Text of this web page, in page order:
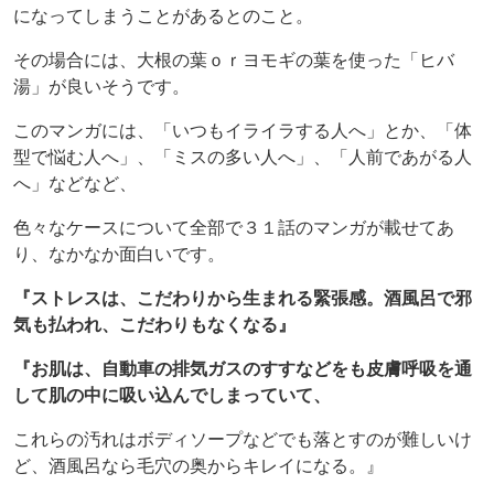
になってしまうことがあるとのこと。
その場合には、大根の葉ｏｒヨモギの葉を使った「ヒバ
湯」が良いそうです。
このマンガには、「いつもイライラする人へ」とか、「体
型で悩む人へ」、「ミスの多い人へ」、「人前であがる人
へ」などなど、
色々なケースについて全部で３１話のマンガが載せてあ
り、なかなか面白いです。
『ストレスは、こだわりから生まれる緊張感。酒風呂で邪
気も払われ、こだわりもなくなる』
『お肌は、自動車の排気ガスのすすなどをも皮膚呼吸を通
して肌の中に吸い込んでしまっていて、
これらの汚れはボディソープなどでも落とすのが難しいけ
ど、酒風呂なら毛穴の奥からキレイになる。』